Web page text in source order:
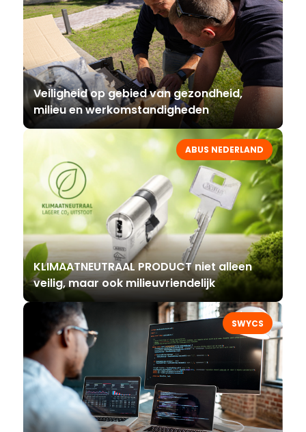
Veiligheid op gebied van gezondheid,
milieu en werkomstandigheden
ABUS NEDERLAND
KLIMAATNEUTRAAL PRODUCT niet alleen
veilig, maar ook milieuvriendelijk
SWYCS